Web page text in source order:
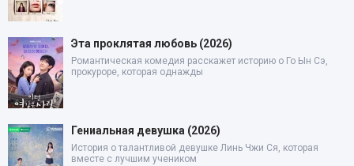
Эта проклятая любовь (2026)
Романтическая комедия расскажет историю о Го Ын Сэ,
прокуроре, которая однажды
Гениальная девушка (2026)
История о талантливой девушке Линь Чжи Ся, которая
вместе с лучшим учеником